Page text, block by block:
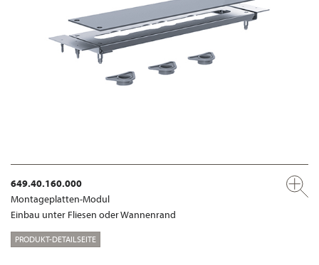
649.40.160.000
Montageplatten-Modul
Einbau unter Fliesen oder Wannenrand
PRODUKT-DETAILSEITE